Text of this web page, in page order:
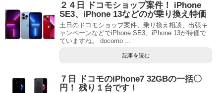
２４日 ドコモショップ案件！ iPhone
SE3、iPhone 13などのが乗り換え特価
土日のドコモショップ案件、乗り換え相談、出張キ
ャンペーンなどでiPhone SE3、iPhone 13が特価で
ていますね。 docomo ...
記事を読む
７日 ドコモのiPhone7 32GBの一括〇
円！ 残り１台です！